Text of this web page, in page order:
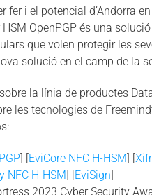
i el potencial d’Andorra
OpenPGP és una
que volen protegir les
solució en el camp de la
la línia de productes
les tecnologies de
] [EviCore NFC H-HSM] [
NFC H-HSM] [EviSign]
2023 Cyber Security